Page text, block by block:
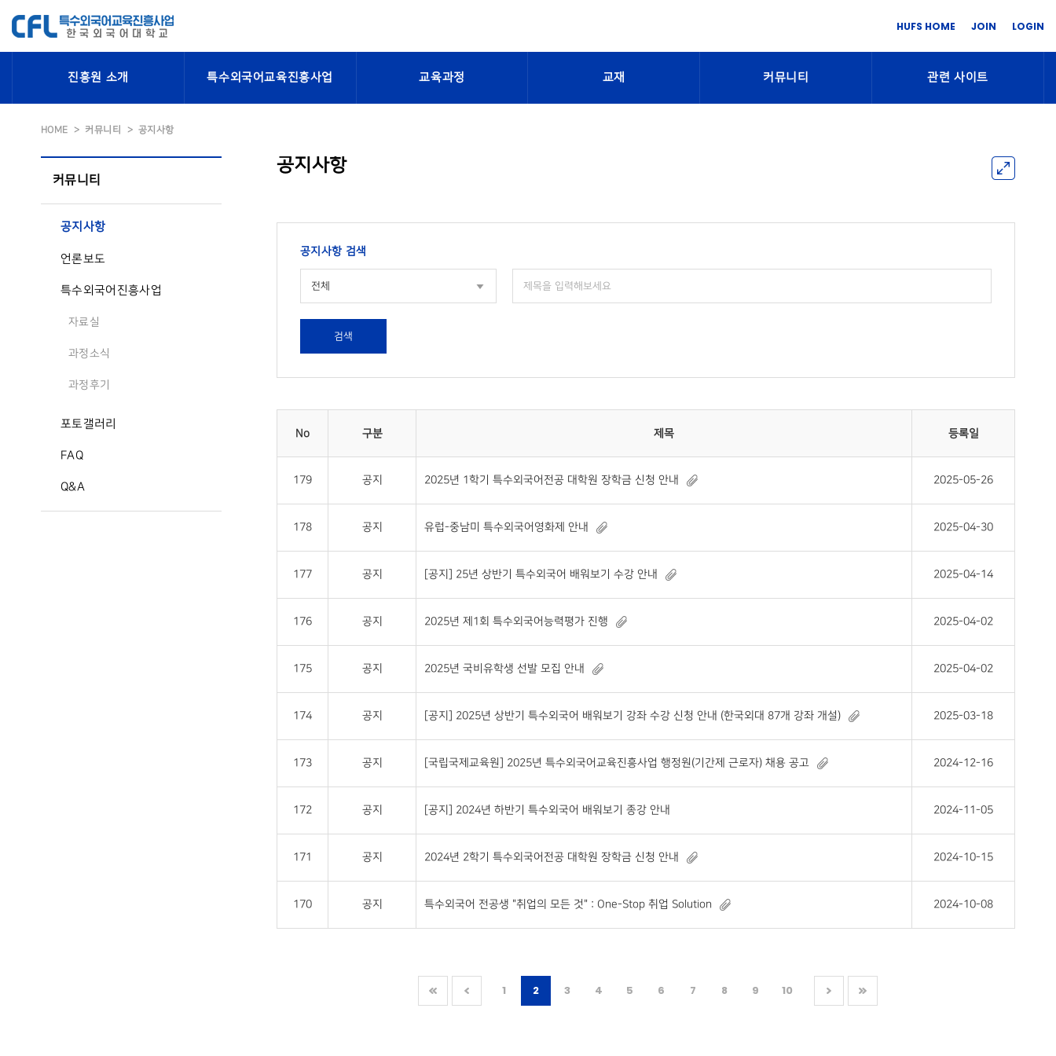
HUFS HOME JOIN LOGIN
진흥원 소개 특수외국어교육진흥사업 교육과정 교재 커뮤니티 관련 사이트
HOME 커뮤니티 공지사항
커뮤니티
공지사항
언론보도
특수외국어진흥사업
자료실
과정소식
과정후기
포토갤러리
FAQ
Q&A
공지사항
공지사항 검색
전체
검색
No 구분 제목 등록일
179 공지 2025년 1학기 특수외국어전공 대학원 장학금 신청 안내 2025-05-26
178 공지 유럽-중남미 특수외국어영화제 안내 2025-04-30
177 공지 [공지] 25년 상반기 특수외국어 배워보기 수강 안내 2025-04-14
176 공지 2025년 제1회 특수외국어능력평가 진행 2025-04-02
175 공지 2025년 국비유학생 선발 모집 안내 2025-04-02
174 공지 [공지] 2025년 상반기 특수외국어 배워보기 강좌 수강 신청 안내 (한국외대 87개 강좌 개설) 2025-03-18
173 공지 [국립국제교육원] 2025년 특수외국어교육진흥사업 행정원(기간제 근로자) 채용 공고 2024-12-16
172 공지 [공지] 2024년 하반기 특수외국어 배워보기 종강 안내 2024-11-05
171 공지 2024년 2학기 특수외국어전공 대학원 장학금 신청 안내 2024-10-15
170 공지 특수외국어 전공생 "취업의 모든 것" : One-Stop 취업 Solution 2024-10-08
1 2 3 4 5 6 7 8 9 10